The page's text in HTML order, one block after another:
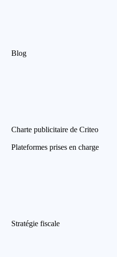
à des méthodes de
de caractères. Une fois
Blog
Charte publicitaire de Criteo
Plateformes prises en charge
Stratégie fiscale